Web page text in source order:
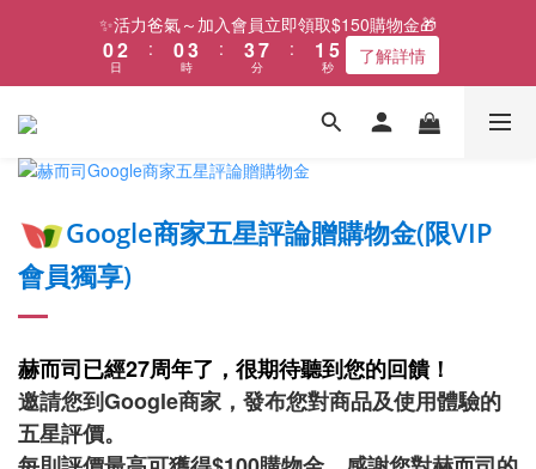
✨活力爸氣～加入會員立即領取$150購物金🎁
1
0
3
2
1
日
:
1
0
4
3
2
時
:
4
3
2
8
7
6
2
0
分
:
2
1
0
6
5
4
2
秒 了解詳情
Google商家五星評論贈購物金(限VIP
會員獨享)
赫而司已經27周年了，很期待聽到您的回饋！
邀請您到Google商家，發布您對商品及使用體驗的
五星評價。